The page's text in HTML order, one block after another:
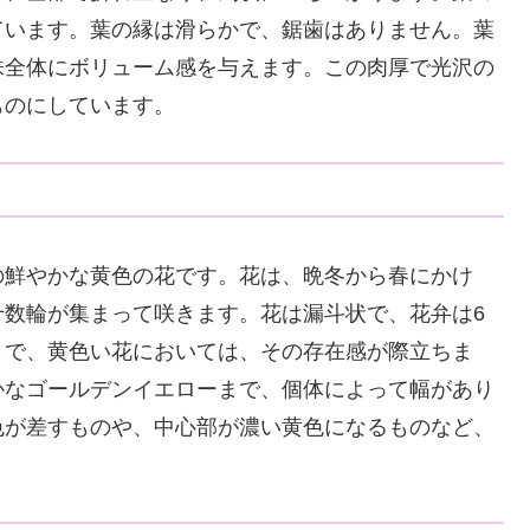
ます。葉の縁は滑らかで、鋸歯はありません。葉
体にボリューム感を与えます。この肉厚で光沢の
にしています。
やかな黄色の花です。花は、晩冬から春にかけ
輪が集まって咲きます。花は漏斗状で、花弁は6
、黄色い花においては、その存在感が際立ちま
ゴールデンイエローまで、個体によって幅があり
差すものや、中心部が濃い黄色になるものなど、